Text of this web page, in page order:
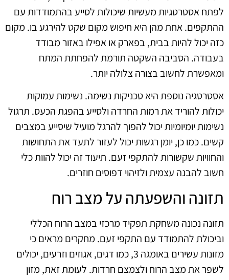
לפתח אסטרטגיות מעשיות שיכולות לסייע בהתמודדות עם
ההתקפים. אחת מהן היא חיפוש מקום שקט להירגע בו. מקום
כזה יכול להיות בבית, בפארק או אפילו באזור מבודד
בעבודה. הסביבה השקטה תורמת להפחתת המתח
ומאפשרת לחשוב בצורה צלולה יותר.
אסטרטגיה נוספת היא טכניקות נשימה. נשימות עמוקות
יכולות להוריד את רמות החרדה ולסייע בהפגת הכעס. תרגול
נשימות יומיומיות יכול להפוך להרגל מועיל שיסייע במצבים
קשים. כמו כן, יומן רגשות יכול לעזור לתעד את התחושות
והחוויות שקשורות להתקפי זעם. תיעוד זה יכול להוות כלי
חשוב להבנה עצמית ולזיהוי דפוסים חוזרים.
תזונה והשפעתה על מצב רוח
תזונה נכונה משחקת תפקיד מרכזי במצב הרוח הכללי
וביכולת להתמודד עם התקפי זעם. מחקרים מראים כי
מזונות עשירים באומגה 3, כמו דגים, אגוזים וזרעים, יכולים
לשפר את מצב הרוח ולצמצם חרדות. לעומת זאת, מזון